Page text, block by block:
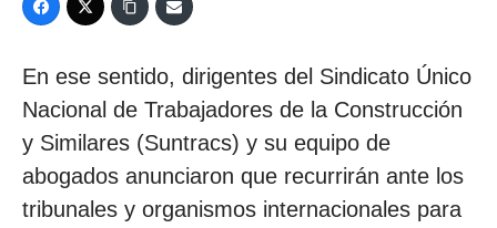
En ese sentido, dirigentes del Sindicato Único
Nacional de Trabajadores de la Construcción
y Similares (Suntracs) y su equipo de
abogados anunciaron que recurrirán ante los
tribunales y organismos internacionales para